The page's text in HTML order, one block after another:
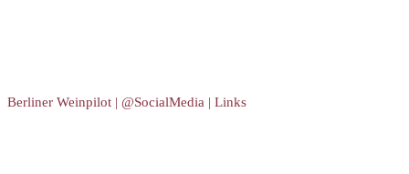
Berliner Weinpilot | @SocialMedia | Links